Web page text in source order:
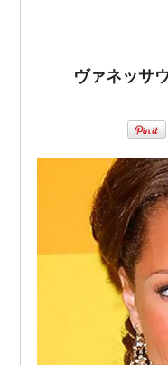
ヴァネッサ